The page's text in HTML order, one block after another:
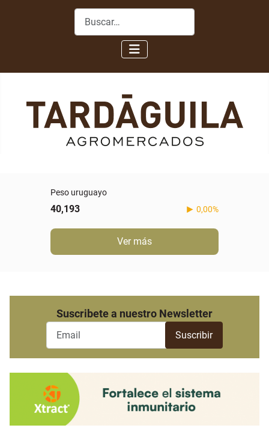
Buscar
Peso uruguayo
40,193 0,00%
Ver más
Suscribete a nuestro Newsletter